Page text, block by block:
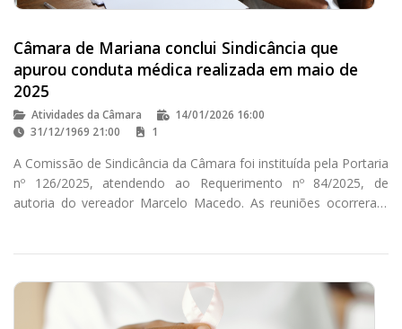
Câmara de Mariana conclui Sindicância que
apurou conduta médica realizada em maio de
2025
Atividades da Câmara
14/01/2026 16:00
31/12/1969 21:00
1
A Comissão de Sindicância da Câmara foi instituída pela Portaria
nº 126/2025, atendendo ao Requerimento nº 84/2025, de
autoria do vereador Marcelo Macedo. As reuniões ocorreram